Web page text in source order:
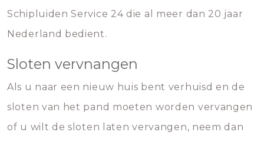
Schipluiden Service 24 die al meer dan 20 jaar
Nederland bedient.
Sloten vervnangen
Als u naar een nieuw huis bent verhuisd en de
sloten van het pand moeten worden vervangen
of u wilt de sloten laten vervangen, neem dan